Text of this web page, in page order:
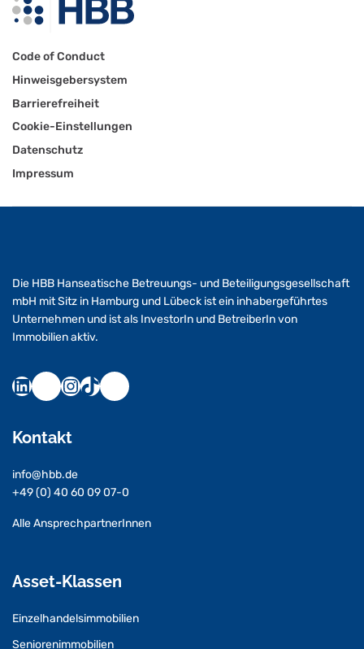
Code of Conduct
Hinweisgebersystem
Barrierefreiheit
Cookie-Einstellungen
Datenschutz
Impressum
Die HBB Hanseatische Betreuungs- und Beteiligungsgesellschaft
mbH mit Sitz in Hamburg und Lübeck ist ein inhabergeführtes
Unternehmen und ist als InvestorIn und BetreiberIn von
Immobilien aktiv.
Kontakt
info@hbb.de
+49 (0) 40 60 09 07-0
Alle AnsprechpartnerInnen
Asset-Klassen
Einzelhandelsimmobilien
Seniorenimmobilien